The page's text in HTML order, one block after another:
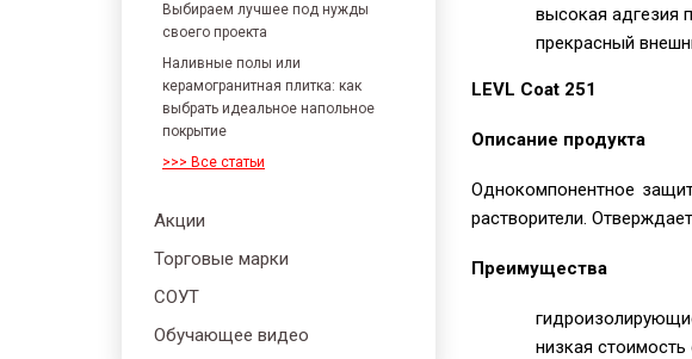
Выбираем лучшее под нужды
своего проекта
Наливные полы или
керамогранитная плитка: как
выбрать идеальное напольное
покрытие
>>> Все статьи
Акции
Торговые марки
СОУТ
Обучающее видео
высокая адгезия
прекрасный
LEVL Coat 251
Описание продукта
Однокомпонентное
растворители.
Преимущества
низкая